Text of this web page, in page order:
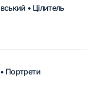
• Цілитель
Портрети